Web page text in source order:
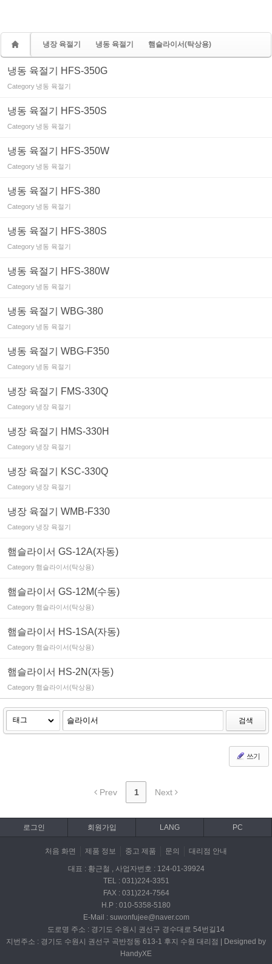
냉장 육절기 냉동 육절기 햄슬라이서(탁상용)
냉동 육절기 HFS-350G
Category 냉동 육절기
냉동 육절기 HFS-350S
Category 냉동 육절기
냉동 육절기 HFS-350W
Category 냉동 육절기
냉동 육절기 HFS-380
Category 냉동 육절기
냉동 육절기 HFS-380S
Category 냉동 육절기
냉동 육절기 HFS-380W
Category 냉동 육절기
냉동 육절기 WBG-380
Category 냉동 육절기
냉동 육절기 WBG-F350
Category 냉동 육절기
냉장 육절기 FMS-330Q
Category 냉장 육절기
냉장 육절기 HMS-330H
Category 냉장 육절기
냉장 육절기 KSC-330Q
Category 냉장 육절기
냉장 육절기 WMB-F330
Category 냉장 육절기
햄슬라이서 GS-12A(자동)
Category 햄슬라이서(탁상용)
햄슬라이서 GS-12M(수동)
Category 햄슬라이서(탁상용)
햄슬라이서 HS-1SA(자동)
Category 햄슬라이서(탁상용)
햄슬라이서 HS-2N(자동)
Category 햄슬라이서(탁상용)
검색
쓰기
Prev 1 Next
로그인 회원가입 LANG PC
처음 화면 제품 정보 중고 제품 문의 대리점 안내
대표 : 황근철 , 사업자번호 : 124-01-39924
TEL : 031)224-3351
FAX : 031)224-7564
H.P : 010-5358-5180
E-Mail : suwonfujee@naver.com
도로명 주소 : 경기도 수원시 권선구 경수대로 54번길14
지번주소 : 경기도 수원시 권선구 곡반정동 613-1 후지 수원 대리점 | Designed by
HandyXE